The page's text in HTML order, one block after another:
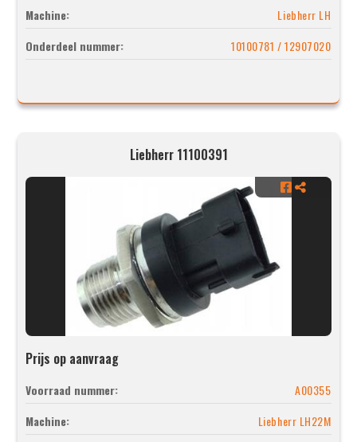
Machine:
Liebherr LH
Onderdeel nummer:
10100781 / 12907020
Liebherr 11100391
Prijs op aanvraag
Voorraad nummer:
A00355
Machine:
Liebherr LH22M